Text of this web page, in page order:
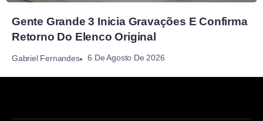
Gente Grande 3 Inicia Gravações E Confirma
Retorno Do Elenco Original
Gabriel Fernandes 6 De Agosto De 2026